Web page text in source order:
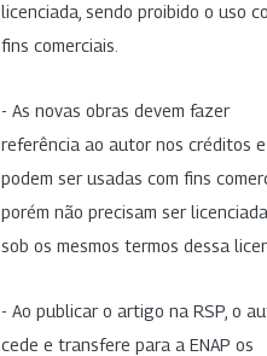
licenciada, sendo proibido o uso
fins comerciais.
- As novas obras devem fazer
referência ao autor nos créditos
podem ser usadas com fins
porém não precisam ser
sob os mesmos termos dessa
- Ao publicar o artigo na RSP, o
cede e transfere para a ENAP os